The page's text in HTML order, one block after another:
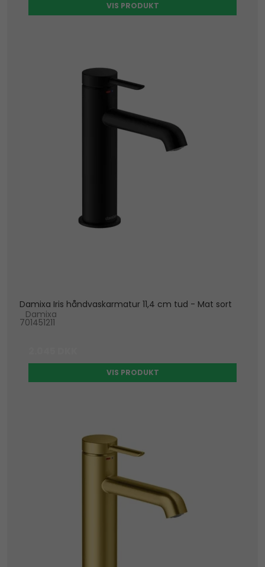
VIS PRODUKT
Damixa Iris håndvaskarmatur 11,4 cm tud - Mat sort
Damixa
701451211
VIS PRODUKT